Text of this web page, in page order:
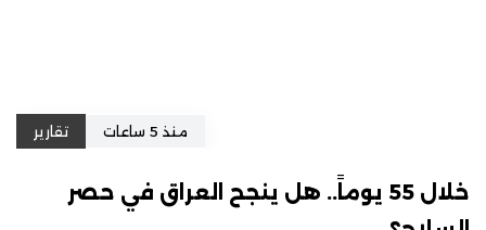
منذ 5 ساعات تقارير
خلال 55 يوماً.. هل ينجح العراق في حصر